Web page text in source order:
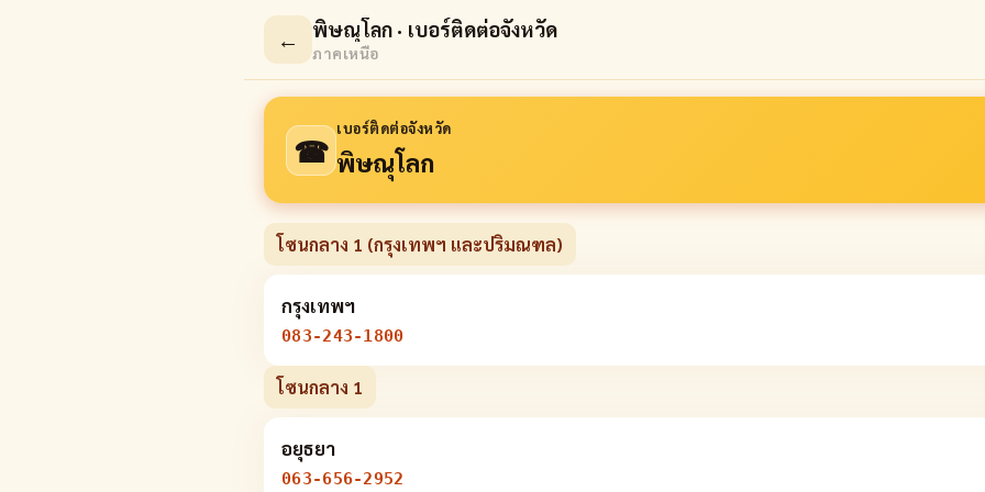
← พิษณุโลก · เบอร์ติดต่อจังหวัด
ภาคเหนือ
☎
เบอร์ติดต่อจังหวัด
พิษณุโลก
โซนกลาง 1 (กรุงเทพฯ และปริมณฑล)
กรุงเทพฯ
083-243-1800
โซนกลาง 1
อยุธยา
063-656-2952